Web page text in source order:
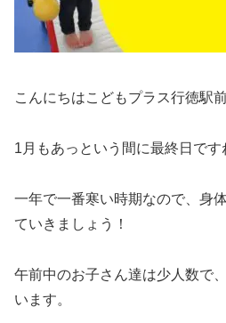
こんにちはこどもプラス行徳駅
1月もあっという間に最終日です
一年で一番寒い時期なので、身
ていきましょう！
午前中のお子さん達は少人数で
います。